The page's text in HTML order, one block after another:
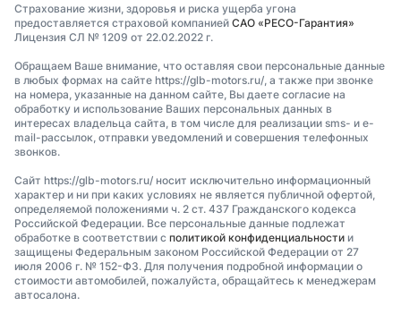
Страхование жизни, здоровья и риска ущерба угона
предоставляется страховой компанией САО «РЕСО-Гарантия»
Лицензия СЛ № 1209 от 22.02.2022 г.
Обращаем Ваше внимание, что оставляя свои персональные данные
в любых формах на сайте https://glb-motors.ru/, а также при звонке
на номера, указанные на данном сайте, Вы даете согласие на
обработку и использование Ваших персональных данных в
интересах владельца сайта, в том числе для реализации sms- и e-
mail-рассылок, отправки уведомлений и совершения телефонных
звонков.
Сайт https://glb-motors.ru/ носит исключительно информационный
характер и ни при каких условиях не является публичной офертой,
определяемой положениями ч. 2 ст. 437 Гражданского кодекса
Российской Федерации. Все персональные данные подлежат
обработке в соответствии с политикой конфиденциальности и
защищены Федеральным законом Российской Федерации от 27
июля 2006 г. № 152-ФЗ. Для получения подробной информации о
стоимости автомобилей, пожалуйста, обращайтесь к менеджерам
автосалона.